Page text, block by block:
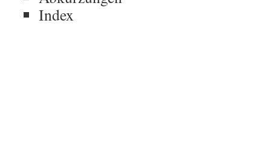
Index